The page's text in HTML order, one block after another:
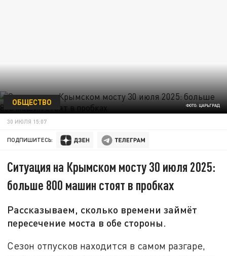
ФОТО: ЦАРЬГРАД
ОБЩЕСТВО
30 ИЮЛЯ 15:07
ПОДПИШИТЕСЬ:
Ситуация на Крымском мосту 30 июля 2025:
больше 800 машин стоят в пробках
Рассказываем, сколько времени займёт
пересечение моста в обе стороны.
Сезон отпусков находится в самом разгаре,